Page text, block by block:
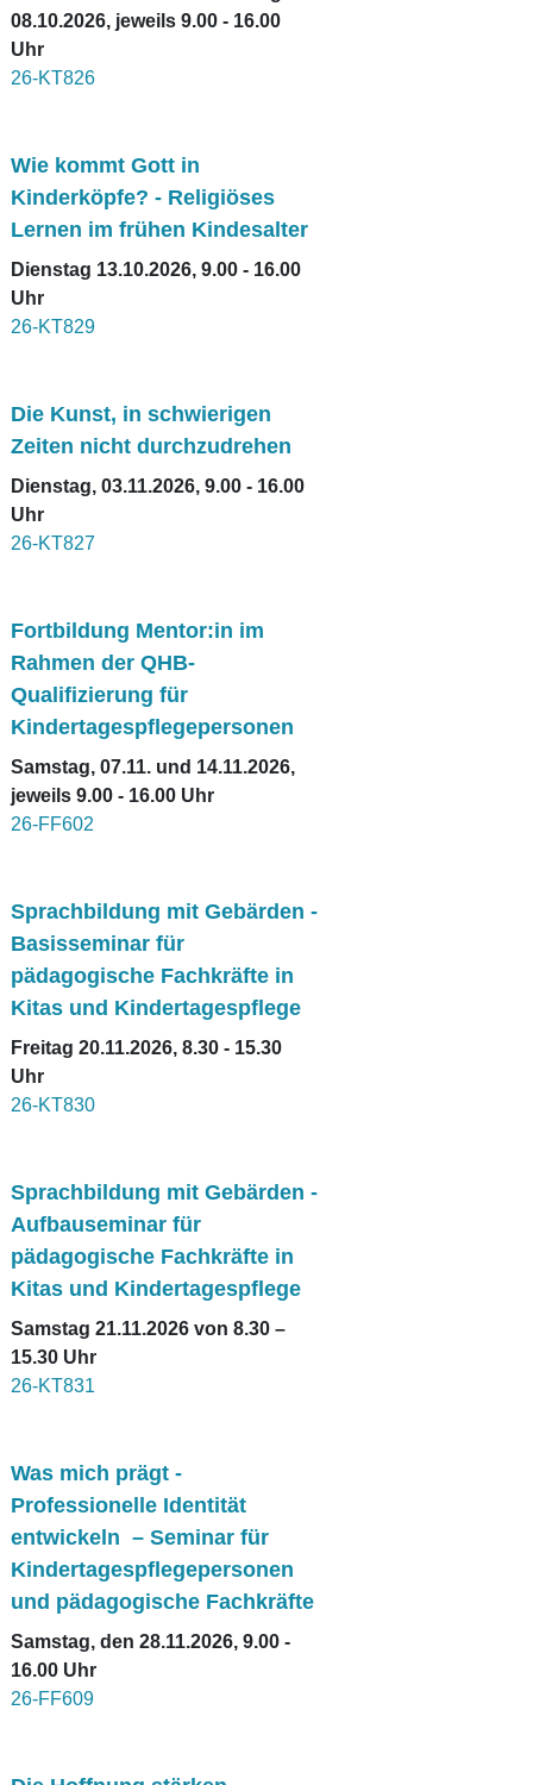
08.10.2026, jeweils 9.00 - 16.00
Uhr
26-KT826
Wie kommt Gott in
Kinderköpfe? - Religiöses
Lernen im frühen Kindesalter
Dienstag 13.10.2026, 9.00 - 16.00
Uhr
26-KT829
Die Kunst, in schwierigen
Zeiten nicht durchzudrehen
Dienstag, 03.11.2026, 9.00 - 16.00
Uhr
26-KT827
Fortbildung Mentor:in im
Rahmen der QHB-
Qualifizierung für
Kindertagespflegepersonen
Samstag, 07.11. und 14.11.2026,
jeweils 9.00 - 16.00 Uhr
26-FF602
Sprachbildung mit Gebärden -
Basisseminar für
pädagogische Fachkräfte in
Kitas und Kindertagespflege
Freitag 20.11.2026, 8.30 - 15.30
Uhr
26-KT830
Sprachbildung mit Gebärden -
Aufbauseminar für
pädagogische Fachkräfte in
Kitas und Kindertagespflege
Samstag 21.11.2026 von 8.30 –
15.30 Uhr
26-KT831
Was mich prägt -
Professionelle Identität
entwickeln – Seminar für
Kindertagespflegepersonen
und pädagogische Fachkräfte
Samstag, den 28.11.2026, 9.00 -
16.00 Uhr
26-FF609